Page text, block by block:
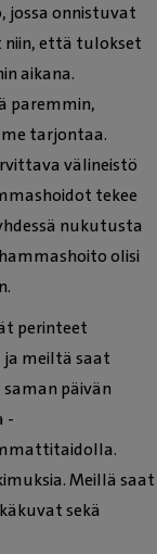
jossa onnistuvat
että tulokset
aikana.
paremmin,
tarjontaa.
välineistö
tekee
nukutusta
olisi
perinteet
ja meiltä saat
päivän
-
Meillä saat
sekä